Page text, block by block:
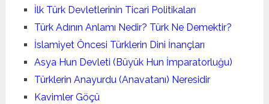
İlk Türk Devletlerinin Ticari Politikaları
Türk Adının Anlamı Nedir? Türk Ne Demektir?
İslamiyet Öncesi Türklerin Dini İnançları
Asya Hun Devleti (Büyük Hun İmparatorluğu)
Türklerin Anayurdu (Anavatanı) Neresidir
Kavimler Göçü